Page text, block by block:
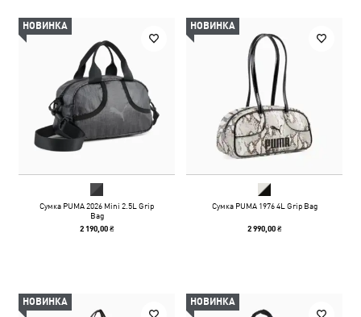
НОВИНКА
Сумка PUMA 2026 Mini 2.5L Grip
Bag
2 190,00 ₴
НОВИНКА
Сумка PUMA 1976 4L Grip Bag
2 990,00 ₴
НОВИНКА НОВИНКА